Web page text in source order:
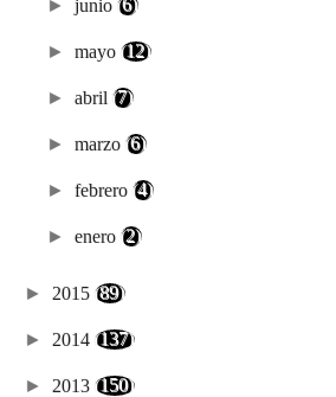
►junio(6)
►mayo (12)
►abril(7)
►marzo(6)
►febrero(4)
►enero(2)
► 2015 (89)
► 2014 (137)
► 2013 (150)